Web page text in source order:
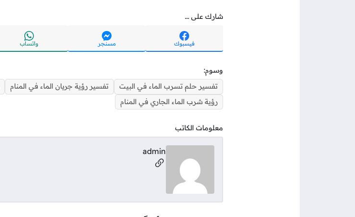
شارك على ...
فيسبوك مسنجر واتساب
وسوم:
تفسير حلم تسرب الماء في البيت
تفسير رؤية جريان الماء في المنام
رؤية شرب الماء الجاري في المنام
معلومات الكاتب
admin
مواقع التواصل